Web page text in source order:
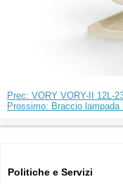
Prec: VORY VORY-II 12L-
Prossimo: Braccio lampada
Politiche e Servizi